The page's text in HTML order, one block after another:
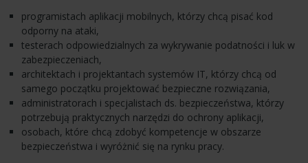
programistach aplikacji mobilnych, którzy chcą pisać kod
odporny na ataki,
testerach odpowiedzialnych za wykrywanie podatności i luk w
zabezpieczeniach,
architektach i projektantach systemów IT, którzy chcą od
samego początku projektować bezpieczne rozwiązania,
administratorach i specjalistach ds. bezpieczeństwa, którzy
potrzebują praktycznych narzędzi do ochrony aplikacji,
osobach, które chcą zdobyć kompetencje w obszarze
bezpieczeństwa i wyróżnić się na rynku pracy.